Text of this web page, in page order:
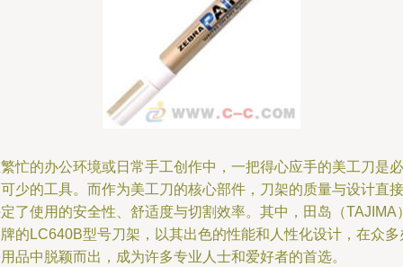
忙的办公环境或日常手工创作中，一把得心应手的美工刀是必
少的工具。而作为美工刀的核心部件，刀架的质量与设计直接
了使用的安全性、舒适度与切割效率。其中，田岛（TAJIMA
的LC640B型号刀架，以其出色的性能和人性化设计，在众多
品中脱颖而出，成为许多专业人士和爱好者的首选。